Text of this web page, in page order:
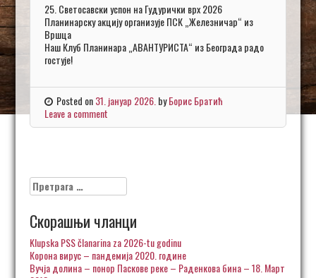
25. Светосавски успон на Гудурички врх 2026
Планинарску акцију организује ПСК „Железничар“ из
Вршца
Наш Клуб Планинара „АВАНТУРИСТА“ из Београда радо
гостује!
Posted on31. јануар 2026. byБорис Братић
Leave a comment
Претрага
за:
Скорашњи чланци
Klupska PSS članarina za 2026-tu godinu
Корона вирус – пандемија 2020. године
Вучја долина – понор Паскове реке – Раденкова бина – 18. Март